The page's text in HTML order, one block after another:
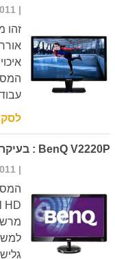
| 06.05.2011
זהו
BenQ V2220P : בעיקר לטקסט וגלישה
| 04.05.2011